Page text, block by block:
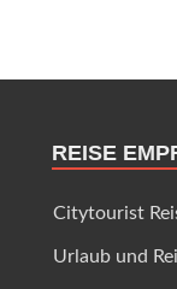
REISE
Citytourist
Urlaub und